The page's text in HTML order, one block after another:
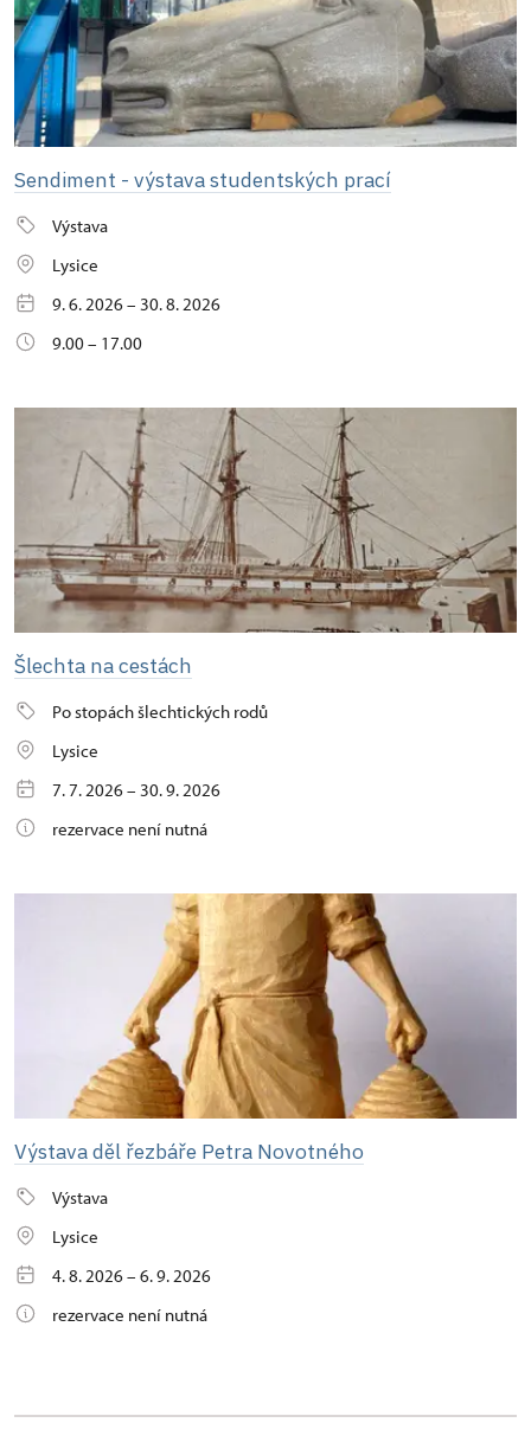
Sendiment - výstava studentských prací
Výstava
Lysice
9. 6. 2026 – 30. 8. 2026
9.00 – 17.00
Šlechta na cestách
Po stopách šlechtických rodů
Lysice
7. 7. 2026 – 30. 9. 2026
rezervace není nutná
Výstava děl řezbáře Petra Novotného
Výstava
Lysice
4. 8. 2026 – 6. 9. 2026
rezervace není nutná